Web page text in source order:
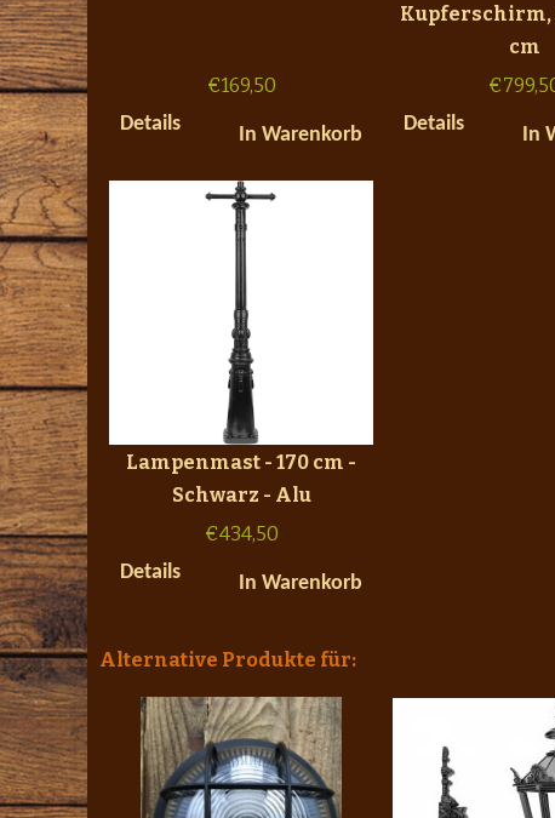
€169,50
Details
In Warenkorb
Kupferschirm,
cm
€
Details
In
Lampenmast - 170 cm -
Schwarz - Alu
€434,50
Details
In Warenkorb
Alternative Produkte für: